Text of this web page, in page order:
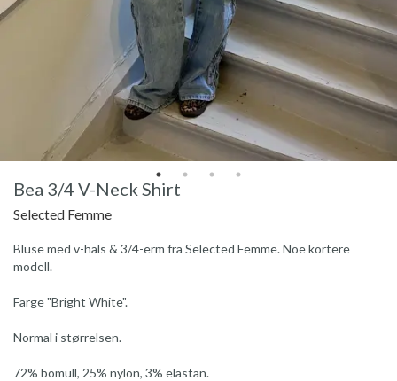
Bea 3/4 V-Neck Shirt
Selected Femme
Bluse med v-hals & 3/4-erm fra Selected Femme. Noe kortere
modell.
Farge "Bright White".
Normal i størrelsen.
72% bomull, 25% nylon, 3% elastan.